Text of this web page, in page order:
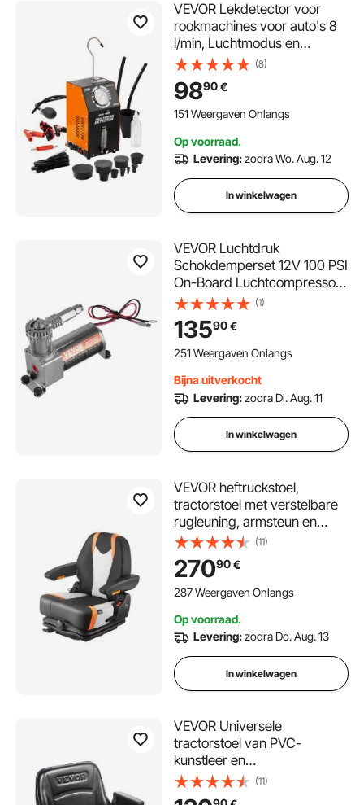
VEVOR Lekdetector voor
rookmachines voor auto's 8
l/min, Luchtmodus en
rookmodus voor
rookmachines voor auto's,
Lekdetector met drukmeter
en luchtpompen, Lekdetector
(8)
9890€
151 Weergaven Onlangs
Op voorraad.
Levering:zodra Wo. Aug. 12
In winkelwagen
VEVOR Luchtdruk
Schokdemperset 12V 100 PSI
On-Board Luchtcompressor
Systeem, Luchtcompressor
Systeem Luchtvering
Compressor Kit met
Enkelvoudig Leidingsysteem
voor Vrachtwagens en
Bestelwagens
(1)
13590€
251 Weergaven Onlangs
Bijna uitverkocht
Levering:zodra Di. Aug. 11
In winkelwagen
VEVOR heftruckstoel,
tractorstoel met verstelbare
rugleuning, armsteun en
veiligheidsgordel, veilige
neerklapbare tractorstoel
met microschakelaar,
grasmaaierstoel voor
(11)
27090€
287 Weergaven Onlangs
Op voorraad.
Levering:zodra Do. Aug. 13
In winkelwagen
VEVOR Universele
tractorstoel van PVC-
kunstleer en
polyurethaanschuim
Tractorstoel met verstelbare
(11)